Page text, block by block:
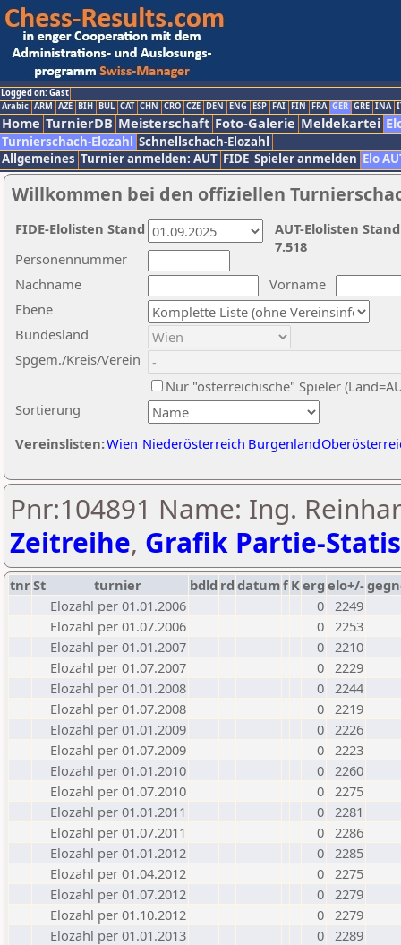
Logged on: Gast
Arabic ARM AZE BIH BUL CAT CHN CRO CZE DEN ENG ESP FAI FIN FRA GER GRE INA
Home TurnierDB Meisterschaft Foto-Galerie Meldekartei
Turnierschach-Elozahl Schnellschach-Elozahl
Allgemeines Turnier anmelden: AUT FIDE Spieler anmelden Elo
Willkommen bei den offiziellen
Nachname
Vorname
Ebene
Sortierung
Personennummer
Bundesland
Spgem./Kreis/Verein
Nur "österreichische" Spieler
Vereinslisten:Wien Niederösterreich Burgenland
AUT-Elolisten
7.518
FIDE-Elolisten Stand
Pnr:104891 Name: Ing.
Zeitreihe, Grafik Partie-
tnrSt turnier bdld rd datumf Kerg elo+/-
Elozahl per 01.01.2006
0 2249
Elozahl per 01.07.2006
0 2253
Elozahl per 01.01.2007
0 2210
Elozahl per 01.07.2007
0 2229
Elozahl per 01.01.2008
0 2244
Elozahl per 01.07.2008
0 2219
Elozahl per 01.01.2009
0 2226
Elozahl per 01.07.2009
0 2223
Elozahl per 01.01.2010
0 2260
Elozahl per 01.07.2010
0 2275
Elozahl per 01.01.2011
0 2281
Elozahl per 01.07.2011
0 2286
Elozahl per 01.01.2012
0 2285
Elozahl per 01.04.2012
0 2275
Elozahl per 01.07.2012
0 2279
Elozahl per 01.10.2012
0 2279
Elozahl per 01.01.2013
0 2289